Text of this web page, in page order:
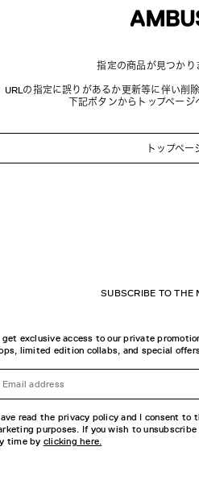
指定の商品が見つかり
URLの指定に誤りがあるか更新等に伴い削
下記ボタンからトップページ
トップペー
SUBSCRIBE TO THE
get exclusive access to our private
limited edition collabs, and special
read the privacy policy and I consent to
purposes. If you wish to
time by clicking here.